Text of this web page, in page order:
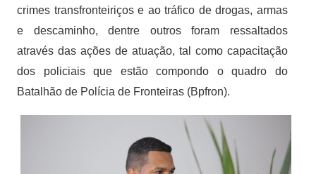
crimes transfronteiriços e ao tráfico de drogas, armas
e descaminho, dentre outros foram ressaltados
através das ações de atuação, tal como capacitação
dos policiais que estão compondo o quadro do
Batalhão de Polícia de Fronteiras (Bpfron).